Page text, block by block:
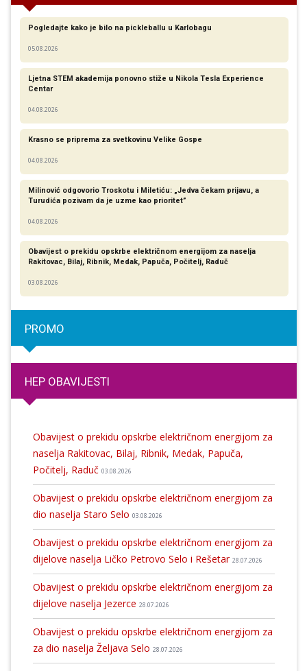
Pogledajte kako je bilo na pickleballu u Karlobagu
05.08.2026
Ljetna STEM akademija ponovno stiže u Nikola Tesla Experience
Centar
04.08.2026
Krasno se priprema za svetkovinu Velike Gospe
04.08.2026
Milinović odgovorio Troskotu i Miletiću: „Jedva čekam prijavu, a
Turudića pozivam da je uzme kao prioritet”
04.08.2026
Obavijest o prekidu opskrbe električnom energijom za naselja
Rakitovac, Bilaj, Ribnik, Medak, Papuča, Počitelj, Raduč
03.08.2026
PROMO
HEP OBAVIJESTI
Obavijest o prekidu opskrbe električnom energijom za
naselja Rakitovac, Bilaj, Ribnik, Medak, Papuča,
Počitelj, Raduč 03.08.2026
Obavijest o prekidu opskrbe električnom energijom za
dio naselja Staro Selo 03.08.2026
Obavijest o prekidu opskrbe električnom energijom za
dijelove naselja Ličko Petrovo Selo i Rešetar 28.07.2026
Obavijest o prekidu opskrbe električnom energijom za
dijelove naselja Jezerce 28.07.2026
Obavijest o prekidu opskrbe električnom energijom za
za dio naselja Željava Selo 28.07.2026